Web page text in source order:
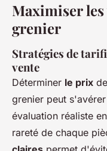
Maximiser
grenier
Stratégies de
vente
Déterminer le prix
grenier peut
évaluation réaliste
rareté de chaque